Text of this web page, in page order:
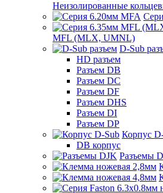
Неизолированные
MFL (MLX, UMNL)
D-Sub
HD разъем
Разъем DB
Разъем DC
Разъем DF
Разъем DHS
Разъем DI
Разъем DP
Корпус
DB корпус
Разъемы